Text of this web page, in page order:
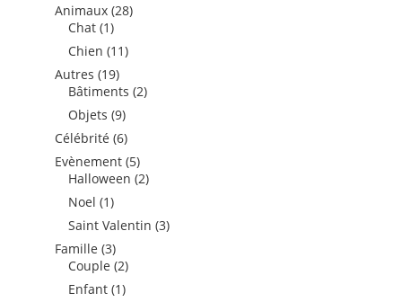
Animaux 2828
Chat 11
produit
Chien 1111
Autres 1919
produits
Bâtiments 22
Objets 99
produits
Célébrité 66
produits
Evènement 55
produits
Halloween 22
Noel 11
produit
Saint Valentin 33
Famille 33
produits
Couple 22
produits
Enfant 11